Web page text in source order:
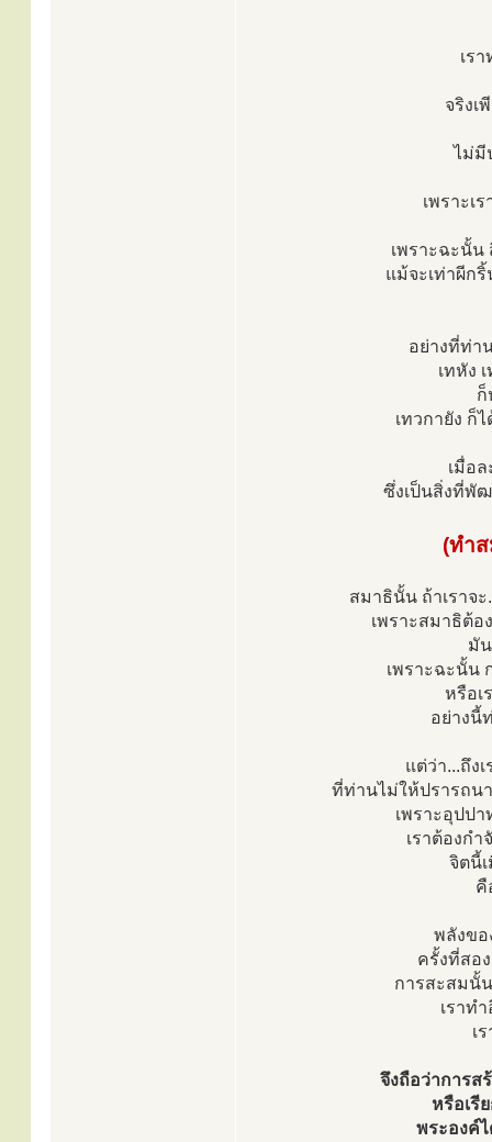
เร
จริงเ
ไม่มี
เพราะเ
เพราะฉะนั้น
แม้จะเท่าผีก
อย่างที่ท่า
เทหัง
ก็
เทวกายัง ก็
เมื่อ
ซึ่งเป็นสิ่งที่พั
(ทำ
สมาธินั้น ถ้าเราจ
เพราะสมาธิต้
มั
เพราะฉะนั้น
หรือเ
อย่างนี้
แต่ว่า...ถึง
ที่ท่านไม่ให้ปรารถน
เพราะอุปป
เราต้องก
จิตนี้
คื
พลังขอ
ครั้งที่สอ
การสะสมนั้
เราท
เ
จึงถือว่าการส
หรือเรี
พระองค์